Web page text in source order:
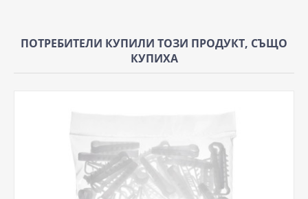
ПОТРЕБИТЕЛИ КУПИЛИ ТОЗИ ПРОДУКТ, СЪЩО
КУПИХА